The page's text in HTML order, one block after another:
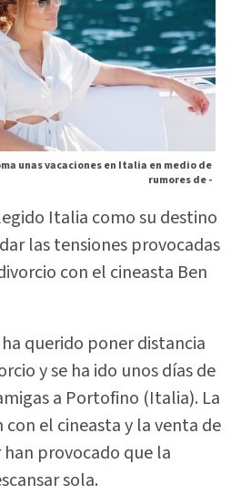
unas vacaciones en Italia en medio de
rumores de -
Italia como su destino
las tensiones provocadas
con el cineasta Ben
querido poner distancia
y se ha ido unos días de
a Portofino (Italia). La
el cineasta y la venta de
provocado que la
sola.